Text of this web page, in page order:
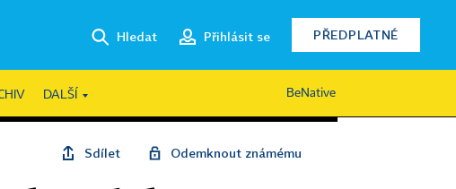
Hledat Přihlásit se PŘEDPLATNÉ
DALŠÍ BeNative
Sdílet Odemknout známému